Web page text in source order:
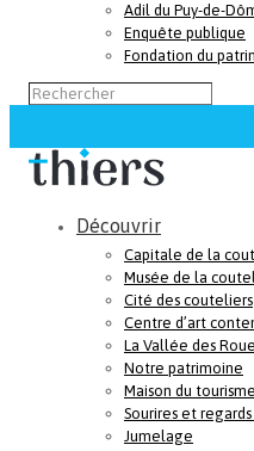
Adil du Puy-de-
Enquête publique
Fondation du
Découvrir
Capitale de la
Musée de la
Cité des couteliers
Centre d’art
La Vallée des
Notre patrimoine
Maison du tourisme
Sourires et
Jumelage